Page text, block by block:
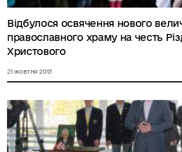
Відбулося освячення нового
православного храму на честь
Христового
21 жовтня 2013